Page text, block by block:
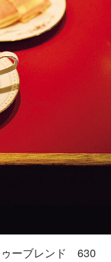
ーブレンド 630